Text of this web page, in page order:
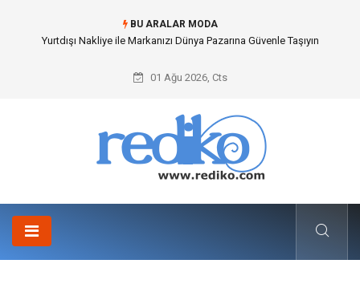
BU ARALAR MODA
Yurtdışı Nakliye ile Markanızı Dünya Pazarına Güvenle Taşıyın
01 Ağu 2026, Cts